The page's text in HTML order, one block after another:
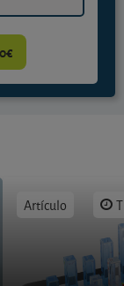
Artículo